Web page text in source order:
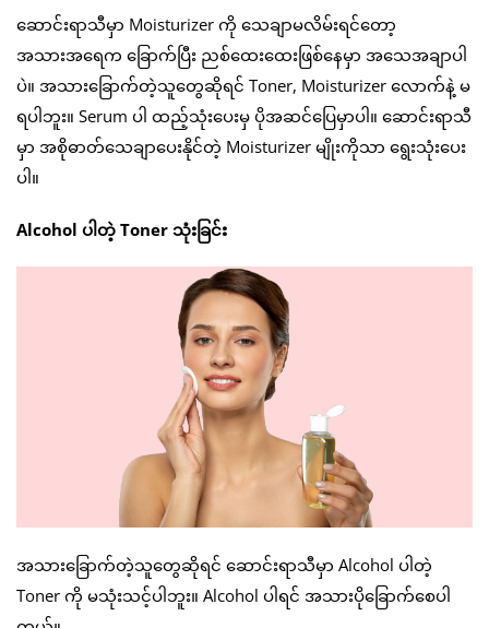
ဆောင်းရာသီမှာ Moisturizer ကို သေချာမလိမ်းရင်တော့
အသားအရေက ခြောက်ပြီး ညစ်ထေးထေးဖြစ်နေမှာ အသေအချာပါ
ပဲ။ အသားခြောက်တဲ့သူတွေဆိုရင် Toner, Moisturizer လောက်နဲ့ မ
ရပါဘူး။ Serum ပါ ထည့်သုံးပေးမှ ပိုအဆင်ပြေမှာပါ။ ဆောင်းရာသီ
မှာ အစိုဓာတ်သေချာပေးနိုင်တဲ့ Moisturizer မျိုးကိုသာ ရွေးသုံးပေး
ပါ။
Alcohol ပါတဲ့ Toner သုံးခြင်း
အသားခြောက်တဲ့သူတွေဆိုရင် ဆောင်းရာသီမှာ Alcohol ပါတဲ့
Toner ကို မသုံးသင့်ပါဘူး။ Alcohol ပါရင် အသားပိုခြောက်စေပါ